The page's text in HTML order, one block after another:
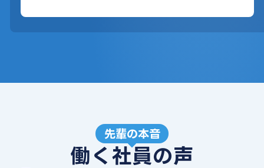
先輩の本音
働く社員の声